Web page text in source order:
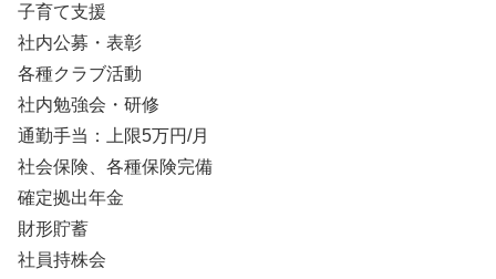
子育て支援
社内公募・表彰
各種クラブ活動
社内勉強会・研修
通勤手当：上限5万円/月
社会保険、各種保険完備
確定拠出年金
財形貯蓄
社員持株会